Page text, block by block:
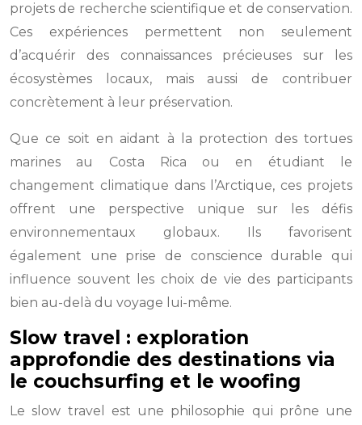
projets de recherche scientifique et de conservation.
Ces expériences permettent non seulement
d’acquérir des connaissances précieuses sur les
écosystèmes locaux, mais aussi de contribuer
concrètement à leur préservation.
Que ce soit en aidant à la protection des tortues
marines au Costa Rica ou en étudiant le
changement climatique dans l’Arctique, ces projets
offrent une perspective unique sur les défis
environnementaux globaux. Ils favorisent
également une prise de conscience durable qui
influence souvent les choix de vie des participants
bien au-delà du voyage lui-même.
Slow travel : exploration
approfondie des destinations via
le couchsurfing et le woofing
Le slow travel est une philosophie qui prône une